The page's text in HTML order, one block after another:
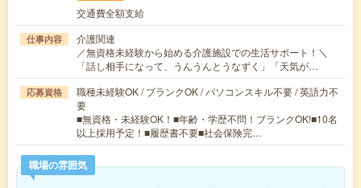
交通費全額支給
仕事内容
介護関連
／無資格未経験から始める介護施設での生活サポート！＼
「話し相手になって、うんうんとうなずく」「天気が…
応募資格
職種未経験OK / ブランクOK / パソコンスキル不要 / 英語力不
要
■無資格・未経験OK！■年齢・学歴不問！ブランクOK!■10名
以上採用予定！■履歴書不要■社会保険完…
職場の雰囲気